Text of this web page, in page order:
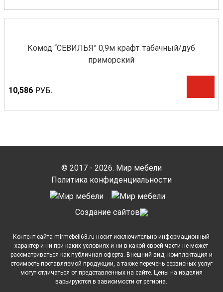
Комод “СЕВИЛЬЯ” 0,9м крафт табачный/дуб
приморский
10,586 РУБ.
© 2017 - 2026. Мир мебели
Политика конфиденциальности
Cоздание сайтов
Контент сайта mirmebeli68.ru носит исключительно информационный
характер и ни при каких условиях и ни в какой своей части не может
рассматриваться как публичная оферта. Внешний вид, комплектация и
стоимость поставляемой продукции, а также перечень сервисных услуг
могут отличаться от представленных на сайте. Цены на изделия
варьируются в зависимости от региона.